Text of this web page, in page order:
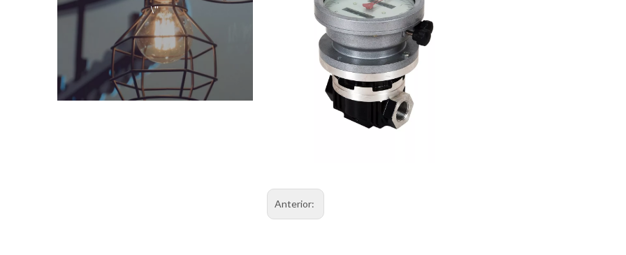
\"
Anterior: